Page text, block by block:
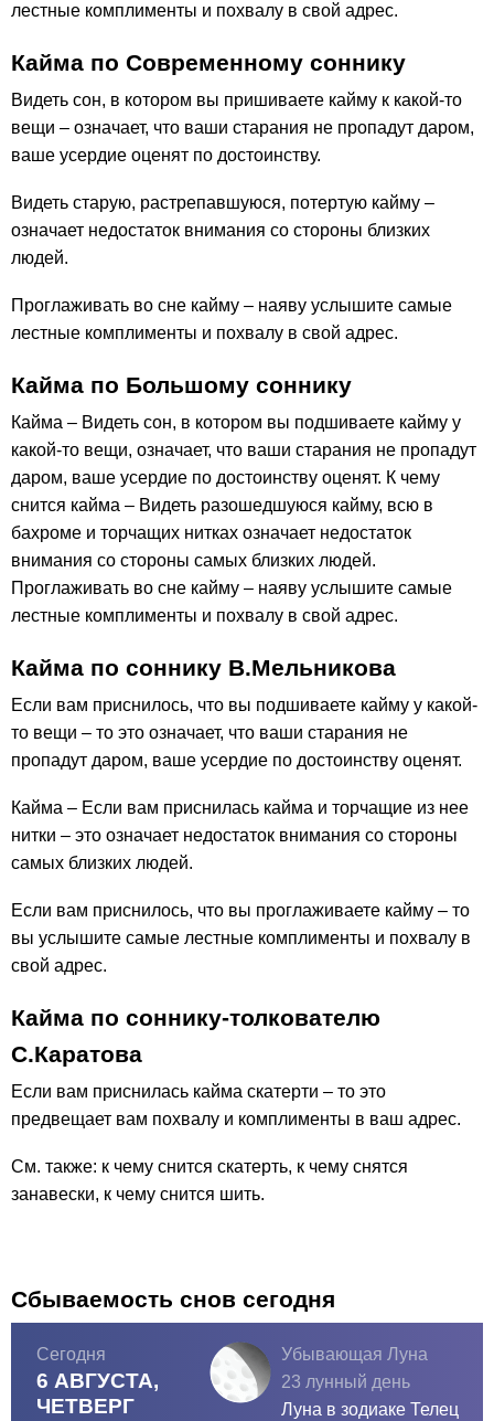
лестные комплименты и похвалу в свой адрес.
Кайма по Современному соннику
Видеть сон, в котором вы пришиваете кайму к какой-то
вещи – означает, что ваши старания не пропадут даром,
ваше усердие оценят по достоинству.
Видеть старую, растрепавшуюся, потертую кайму –
означает недостаток внимания со стороны близких
людей.
Проглаживать во сне кайму – наяву услышите самые
лестные комплименты и похвалу в свой адрес.
Кайма по Большому соннику
Кайма – Видеть сон, в котором вы подшиваете кайму у
какой-то вещи, означает, что ваши старания не пропадут
даром, ваше усердие по достоинству оценят. К чему
снится кайма – Видеть разошедшуюся кайму, всю в
бахроме и торчащих нитках означает недостаток
внимания со стороны самых близких людей.
Проглаживать во сне кайму – наяву услышите самые
лестные комплименты и похвалу в свой адрес.
Кайма по соннику В.Мельникова
Если вам приснилось, что вы подшиваете кайму у какой-
то вещи – то это означает, что ваши старания не
пропадут даром, ваше усердие по достоинству оценят.
Кайма – Если вам приснилась кайма и торчащие из нее
нитки – это означает недостаток внимания со стороны
самых близких людей.
Если вам приснилось, что вы проглаживаете кайму – то
вы услышите самые лестные комплименты и похвалу в
свой адрес.
Кайма по соннику-толкователю
С.Каратова
Если вам приснилась кайма скатерти – то это
предвещает вам похвалу и комплименты в ваш адрес.
См. также: к чему снится скатерть, к чему снятся
занавески, к чему снится шить.
Сбываемость снов сегодня
Сегодня
6 АВГУСТА,
ЧЕТВЕРГ
Убывающая Луна
23 лунный день
Луна в зодиаке Телец